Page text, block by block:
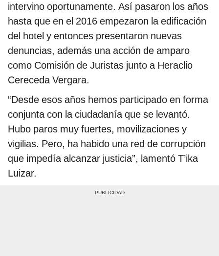
intervino oportunamente. Así pasaron los años
hasta que en el 2016 empezaron la edificación
del hotel y entonces presentaron nuevas
denuncias, además una acción de amparo
como Comisión de Juristas junto a Heraclio
Cereceda Vergara.
“Desde esos años hemos participado en forma
conjunta con la ciudadanía que se levantó.
Hubo paros muy fuertes, movilizaciones y
vigilias. Pero, ha habido una red de corrupción
que impedía alcanzar justicia”, lamentó T’ika
Luizar.